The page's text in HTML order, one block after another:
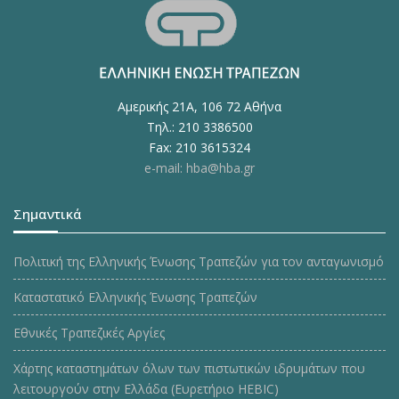
Αμερικής 21Α, 106 72 Αθήνα
Τηλ.: 210 3386500
Fax: 210 3615324
e-mail: hba@hba.gr
Σημαντικά
Πολιτική της Ελληνικής Ένωσης Τραπεζών για τον ανταγωνισμό
Καταστατικό Ελληνικής Ένωσης Τραπεζών
Εθνικές Τραπεζικές Αργίες
Χάρτης καταστημάτων όλων των πιστωτικών ιδρυμάτων που
λειτουργούν στην Ελλάδα (Ευρετήριο HEBIC)